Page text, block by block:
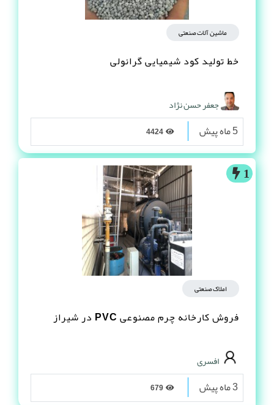
ماشین آلات صنعتی
خط تولید کود شیمیایی گرانولی
جعفر حسن نژاد
5 ماه پیش
1
املاک صنعتی
فروش کارخانه چرم مصنوعى PVC در شیراز
افسری
3 ماه پیش